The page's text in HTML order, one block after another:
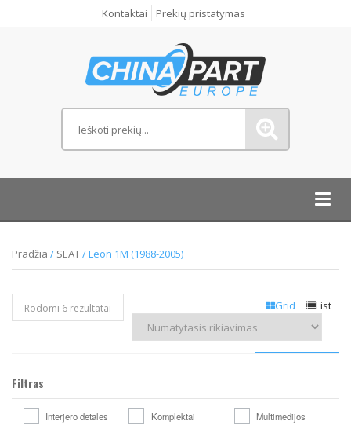
Kontaktai Prekių pristatymas
Pradžia / SEAT/ Leon 1M (1988-2005)
Grid List
Rodomi 6 rezultatai
Filtras
Interjero detales Komplektai Multimedijos